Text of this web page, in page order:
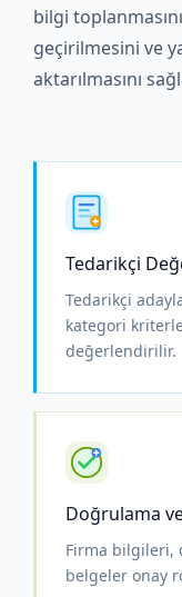
bilgi
geçirilmesini ve
aktarılmasını
Tedarikçi
Tedarikçi
kategori
değerlendirilir.
Doğrulama
Firma bilgileri,
belgeler onay